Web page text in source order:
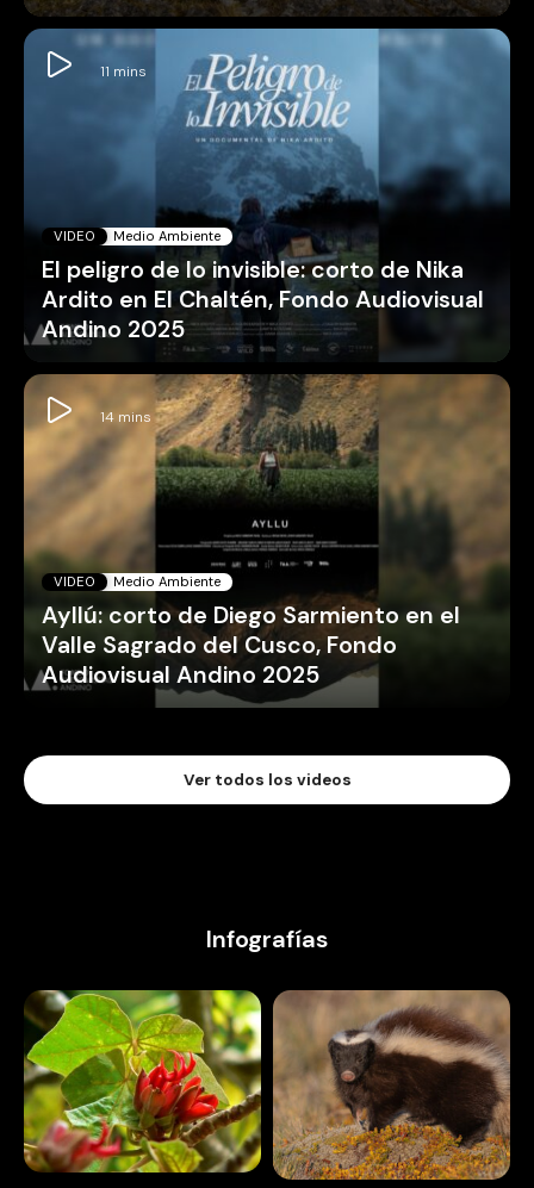
VIDEO Medio Ambiente
El peligro de lo invisible: corto de Nika
Ardito en El Chaltén, Fondo Audiovisual
Andino 2025
VIDEO Medio Ambiente
Ayllú: corto de Diego Sarmiento en el
Valle Sagrado del Cusco, Fondo
Audiovisual Andino 2025
Ver todos los videos
Infografías